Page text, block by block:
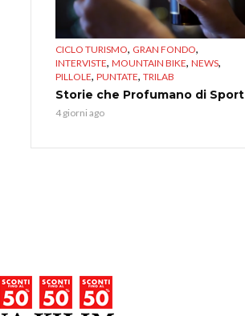
CICLO TURISMO, GRAN FONDO,
INTERVISTE, MOUNTAIN BIKE, NEWS,
PILLOLE, PUNTATE, TRILAB
Storie che Profumano di Sport
4 giorni ago